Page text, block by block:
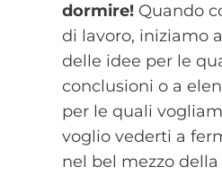
dormire! Quando
di lavoro, iniziamo
delle idee per le
conclusioni o a
per le quali
voglio vederti a
nel bel mezzo